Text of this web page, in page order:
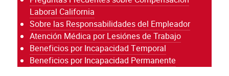
Laboral California
Sobre las Responsabilidades del Empleador
Atención Médica por Lesiónes de Trabajo
Beneficios por Incapacidad Temporal
Beneficios por Incapacidad Permanente